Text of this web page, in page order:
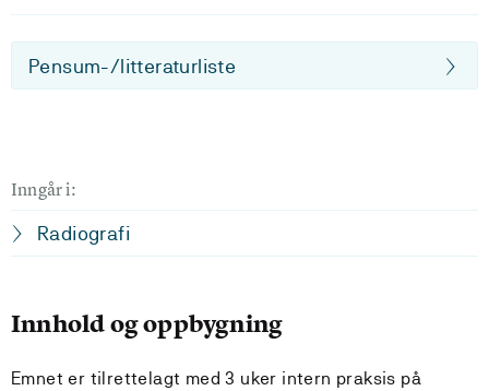
Pensum-/litteraturliste
Inngår i:
Radiografi
Innhold og oppbygning
Emnet er tilrettelagt med 3 uker intern praksis på